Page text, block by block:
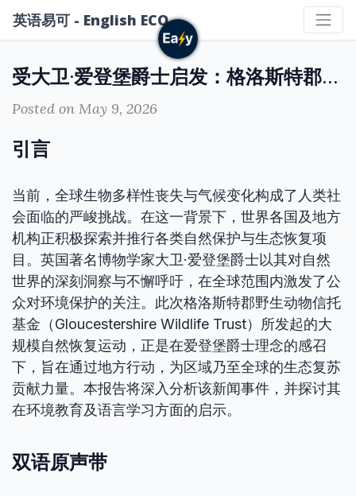
英语易可 - English ECO
受大卫·爱登堡爵士启发：格洛斯特郡自然恢复区行动
Posted on May 9, 2026
引言
当前，全球生物多样性丧失与气候变化构成了人类社
会面临的严峻挑战。在这一背景下，世界各国及地方
机构正积极探索并推行各类自然保护与生态恢复项
目。英国著名博物学家大卫·爱登堡爵士以其对自然
世界的深刻洞察与不懈呼吁，在全球范围内激发了公
众对环境保护的关注。此次格洛斯特郡野生动物信托
基金（Gloucestershire Wildlife Trust）所发起的大
规模自然恢复运动，正是在爱登堡爵士理念的感召
下，旨在通过地方行动，为区域乃至全球的生态复苏
贡献力量。本报告将深入分析该新闻事件，并探讨其
在环境教育及语言学习方面的启示。
双语原声带